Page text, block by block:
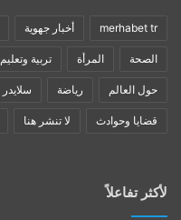
merhabet tr أخبار جهوية
الصحة المرأة تربية وتعليم
حول العالم رياضة سلايدر
قضايا وحوادث لا تنشر هنا
لأكثر تفاعلاً